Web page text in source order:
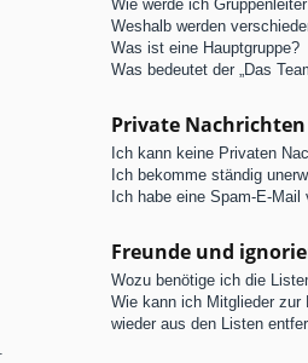
Wie werde ich
Weshalb werden
Was ist eine Hauptgruppe?
Was bedeutet der „Das
Private Nachrichten
Ich kann keine Privaten
Ich bekomme ständig
Ich habe eine Spam-E-
Freunde und
Wozu benötige ich die
Wie kann ich Mitglieder zur
wieder aus den Listen